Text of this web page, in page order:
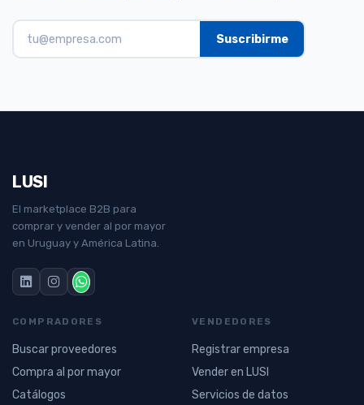
LUSI
El marketplace B2B para
comprar y vender al por mayor
en Uruguay y América Latina.
COMPRADORES
Buscar proveedores
Compra al por mayor
Catálogos
VENDEDORES
Registrar empresa
Vender en LUSI
Servicios de datos